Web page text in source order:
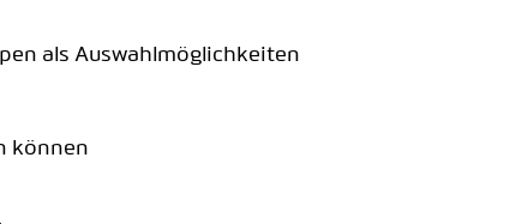
als Auswahlmöglichkeiten
können